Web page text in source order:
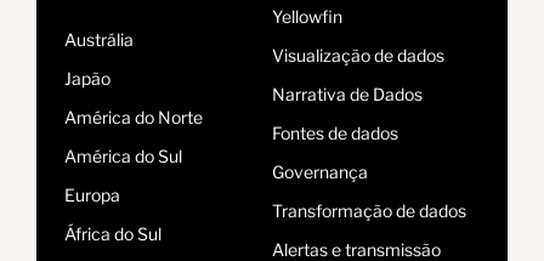
Austrália
Japão
América do Norte
América do Sul
Europa
África do Sul
Yellowfin
Visualização de dados
Narrativa de Dados
Fontes de dados
Governança
Transformação de dados
Alertas e transmissão